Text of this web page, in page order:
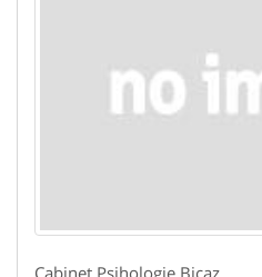
Cabinet Psihologie Bicaz